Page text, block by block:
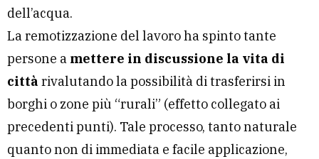
dell’acqua.
La remotizzazione del lavoro ha spinto tante
persone a mettere in discussione la vita di
città rivalutando la possibilità di trasferirsi in
borghi o zone più “rurali” (effetto collegato ai
precedenti punti). Tale processo, tanto naturale
quanto non di immediata e facile applicazione,